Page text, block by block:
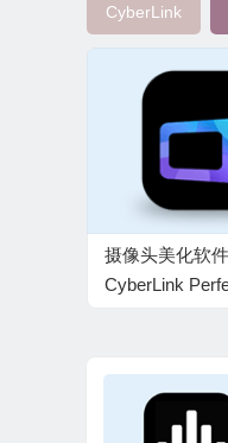
CyberLink
摄像头美化软
CyberLink